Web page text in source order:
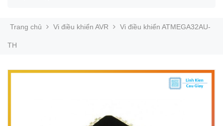
Trang chủ Vi điều khiển AVR Vi điều khiển ATMEGA32AU-
TH